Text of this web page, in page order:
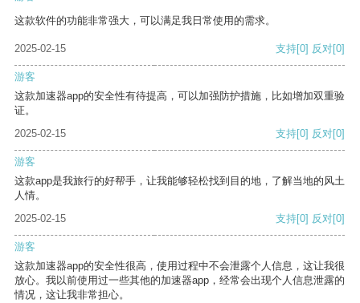
这款软件的功能非常强大，可以满足我日常使用的需求。
2025-02-15 支持[0] 反对[0]
游客
这款加速器app的安全性有待提高，可以加强防护措施，比如增加双重验
证。
2025-02-15
支持[0] 反对[0]
游客
这款app是我旅行的好帮手，让我能够轻松找到目的地，了解当地的风土
人情。
2025-02-15
支持[0] 反对[0]
游客
这款加速器app的安全性很高，使用过程中不会泄露个人信息，这让我很
放心。我以前使用过一些其他的加速器app，经常会出现个人信息泄露的
情况，这让我非常担心。